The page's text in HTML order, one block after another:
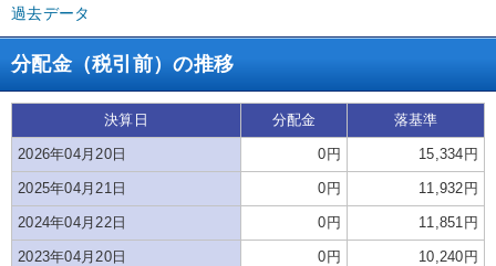
過去データ
分配金（税引前）の推移
決算日 分配金 落基準
2026年04月20日 0円 15,334円
2025年04月21日 0円 11,932円
2024年04月22日 0円 11,851円
2023年04月20日 0円 10,240円